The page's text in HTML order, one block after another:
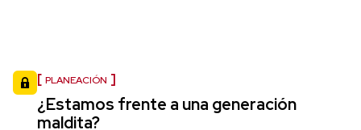
PLANEACIÓN
¿Estamos frente a una generación
maldita?